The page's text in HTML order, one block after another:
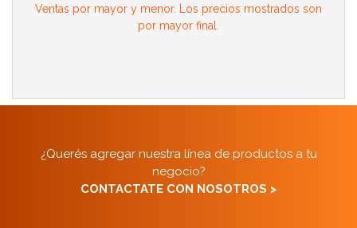
Ventas por mayor y menor. Los precios mostrados son
por mayor final.
¿Querés agregar nuestra línea de productos a tu
negocio?
CONTACTATE CON NOSOTROS >